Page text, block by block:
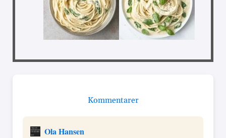
Kommentarer
Ola Hansen